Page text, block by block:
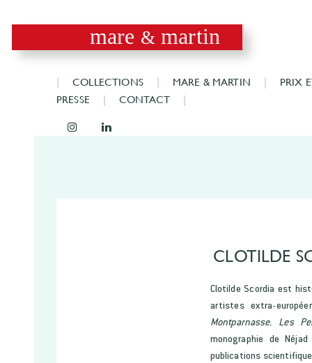
mare & martin
COLLECTIONS MARE & MARTIN
PRIX
PRESSE
CONTACT
CLOTILDE
Clotilde Scordia est
artistes extra-
Montparnasse. Les
monographie de
publications